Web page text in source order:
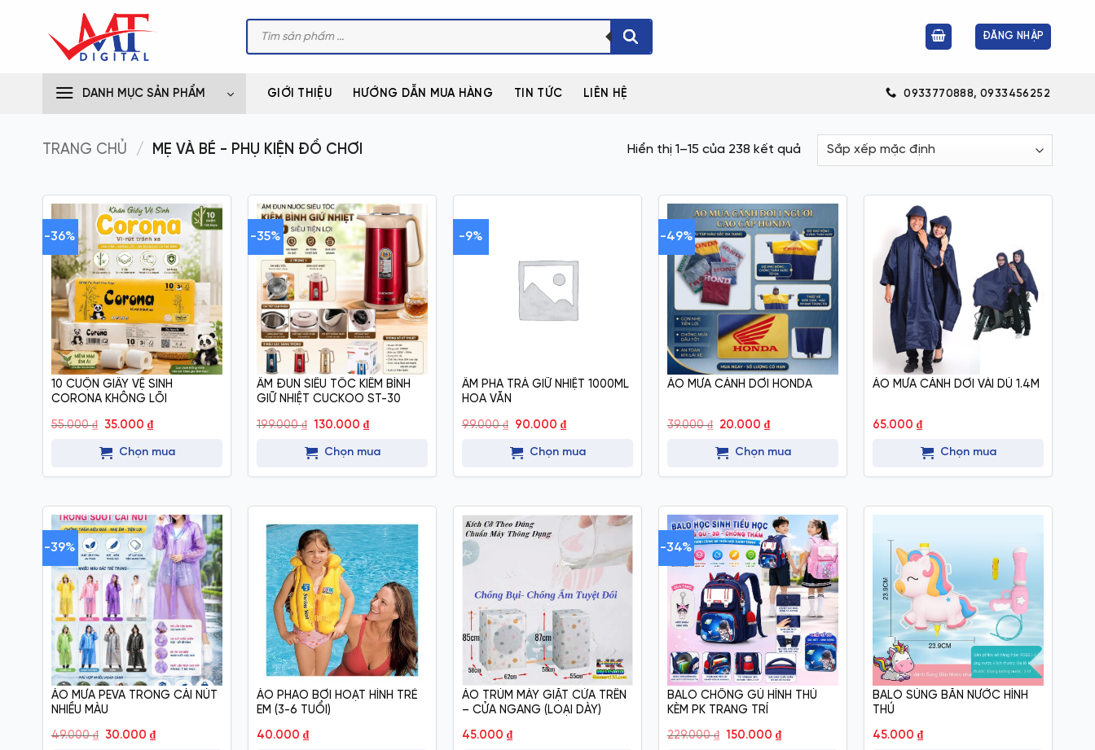
Tìm
kiếm
phẩm
ĐĂNG NHẬP
DANH MỤC SẢN PHẨM GIỚI THIỆU HƯỚNG DẪN MUA HÀNG TIN TỨC LIÊN HỆ 0933770888, 0933456252
TRANG CHỦ / MẸ VÀ BÉ - PHỤ KIỆN ĐỒ CHƠI Hiển thị 1–15 của 238 kết quả
-36%
10 CUỘN GIẤY VỆ SINH
CORONA KHÔNG LÕI
55.000₫ Giá
là:
55.000 ₫.
35.000₫Giá
tại
là:
Chọn mua
-35%
ẤM ĐUN SIÊU TỐC KIÊM BÌNH
GIỮ NHIỆT CUCKOO ST-30
199.000₫ Giá
là:
199.000 ₫.
130.000₫Giá
tại
là:
Chọn mua
-9%
ẤM PHA TRÀ GIỮ NHIỆT 1000ML
HOA VĂN
99.000₫ Giá
là:
99.000 ₫.
90.000₫Giá
tại
là:
Chọn mua
-49%
ÁO MƯA CÁNH DƠI HONDA
39.000₫ Giá
là:
39.000 ₫.
20.000₫Giá
tại
là:
Chọn mua
ÁO MƯA CÁNH DƠI VẢI DÙ 1.4M
65.000 ₫
Chọn mua
-39%
ÁO MƯA PEVA TRONG CÀI NÚT
NHIỀU MÀU
49.000₫ Giá
30.000₫Giá
ÁO PHAO BƠI HOẠT HÌNH TRẺ
EM (3-6 TUỔI)
40.000 ₫
ÁO TRÙM MÁY GIẶT CỬA TRÊN
– CỬA NGANG (LOẠI DÀY)
45.000 ₫
-34%
BALO CHỐNG GÙ HÌNH THÚ
KÈM PK TRANG TRÍ
229.000₫ Giá
150.000₫Giá
BALO SÚNG BẮN NƯỚC HÌNH
THÚ
45.000 ₫